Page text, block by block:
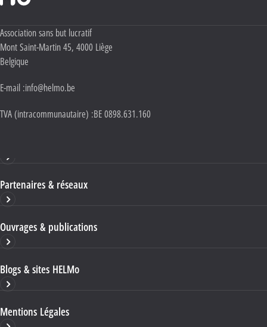
Adresse :
Association sans but lucratif
Mont Saint-Martin 45, 4000 Liège
Belgique
E-mail :info@helmo.be
TVA (intracommunautaire) :BE 0898.631.160
Partenaires & réseaux
Ouvrages & publications
Blogs & sites HELMo
Mentions Légales